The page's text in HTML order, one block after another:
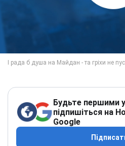
Будьте першими
підпишіться на
Google